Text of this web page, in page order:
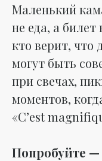
Маленький
не еда, а билет
кто верит, что
могут быть
при свечах,
моментов,
«C’est
Попробуйте —